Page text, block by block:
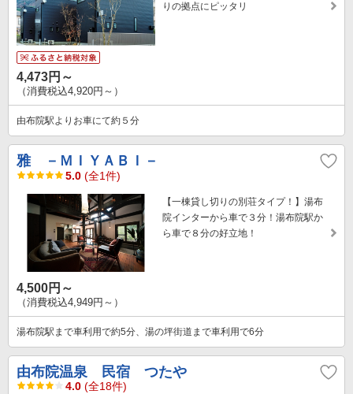
りの拠点にピッタリ
4,473円～
（消費税込4,920円～）
由布院駅よりお車にて約５分
雅 －ＭＩＹＡＢＩ－
5.0 (全1件)
【一棟貸し切りの別荘タイプ！】湯布
院インターから車で３分！湯布院駅か
ら車で８分の好立地！
4,500円～
（消費税込4,949円～）
湯布院駅まで車利用で約5分、湯の坪街道まで車利用で6分
由布院温泉 民宿 つたや
4.0 (全18件)